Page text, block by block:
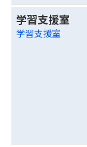
学習支援室
学習支援室